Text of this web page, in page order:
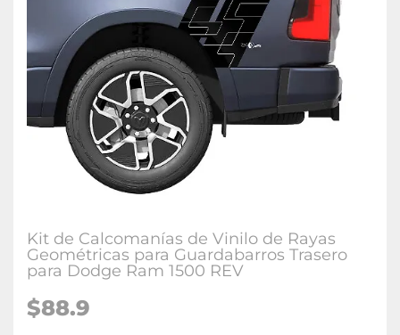
Kit de Calcomanías de Vinilo de Rayas
Geométricas para Guardabarros Trasero
para Dodge Ram 1500 REV
$88.9